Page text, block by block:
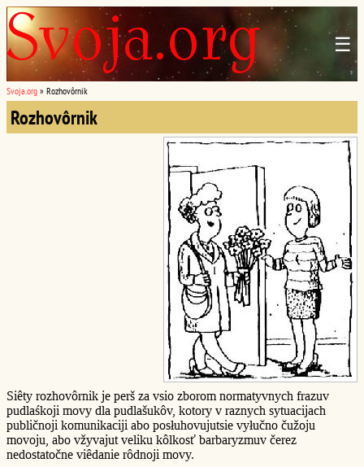
☰
Svoja.org » Rozhovôrnik
Rozhovôrnik
Siêty rozhovôrnik je perš za vsio zborom normatyvnych frazuv
pudlaśkoji movy dla pudlašukôv, kotory v raznych sytuacijach
publičnoji komunikaciji abo posłuhovujutsie vyłučno čužoju
movoju, abo vžyvajut veliku kôlkosť barbaryzmuv čerez
nedostatočne viêdanie rôdnoji movy.